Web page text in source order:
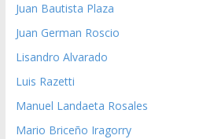
Juan Bautista Plaza
Juan German Roscio
Lisandro Alvarado
Luis Razetti
Manuel Landaeta Rosales
Mario Briceño Iragorry